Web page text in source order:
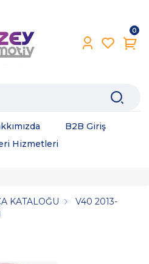
0
B2B Giriş
Hizmetleri
KATALOĞU
V40 2013-